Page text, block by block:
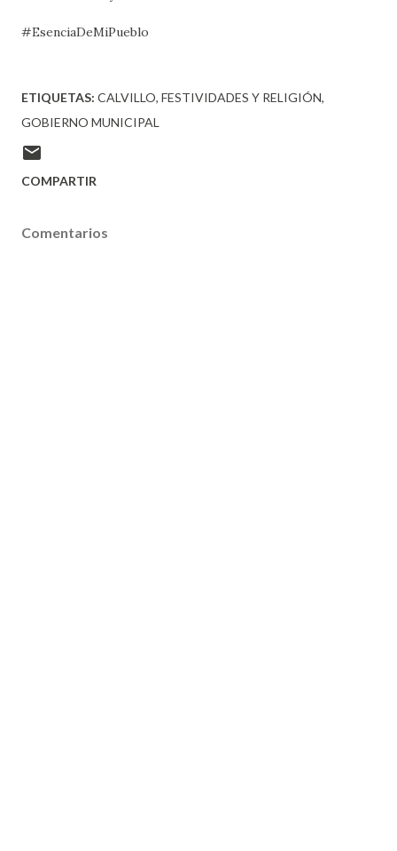
#EsenciaDeMiPueblo
ETIQUETAS: CALVILLO FESTIVIDADES Y RELIGIÓN
GOBIERNO MUNICIPAL
COMPARTIR
Comentarios